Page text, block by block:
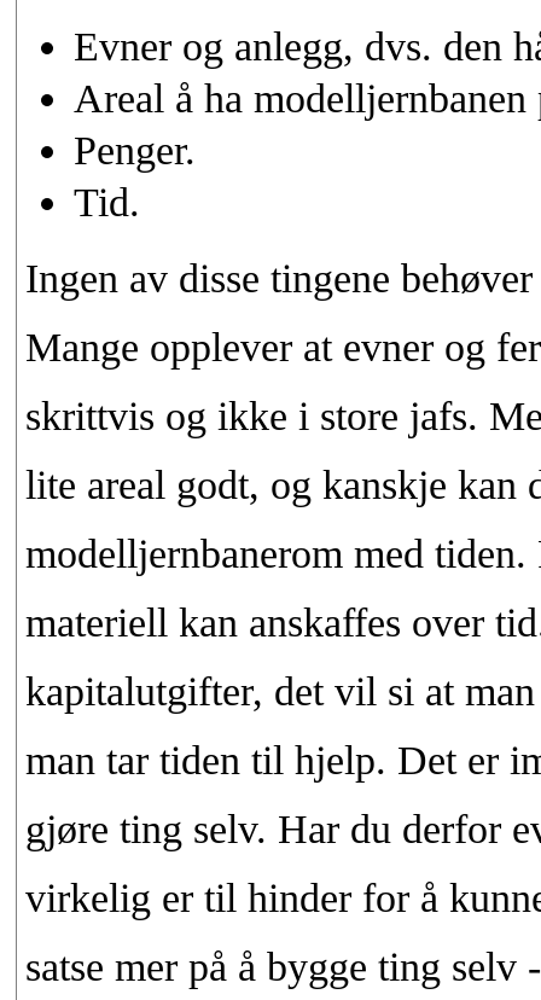
Evner og anlegg, dvs. den
Areal å ha modelljernbanen
Penger.
Tid.
Ingen av disse tingene
Mange opplever at evner og
skrittvis og ikke i store jafs.
lite areal godt, og kanskje kan
modelljernbanerom med
materiell kan anskaffes over
kapitalutgifter, det vil si at
man tar tiden til hjelp. Det er
gjøre ting selv. Har du derfor
virkelig er til hinder for å
satse mer på å bygge ting